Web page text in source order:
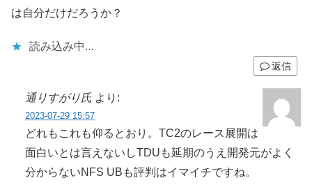
は自分だけだろうか？
読み込み中…
返信
通りすがり氏 より:
2023-07-29 15:57
どれもこれも仰るとおり。TC2のレース展開は
面白いとは言えないしTDUも延期のうえ開発元がよく
分からないNFS UBも評判はイマイチですね。